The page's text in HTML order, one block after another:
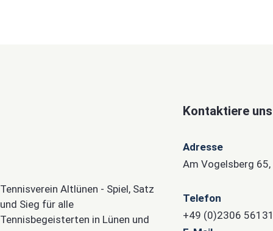
Tennisverein Altlünen - Spiel, Satz
und Sieg für alle
Tennisbegeisterten in Lünen und
Kontaktiere uns
Adresse
Am Vogelsberg
Telefon
+49 (0)2306